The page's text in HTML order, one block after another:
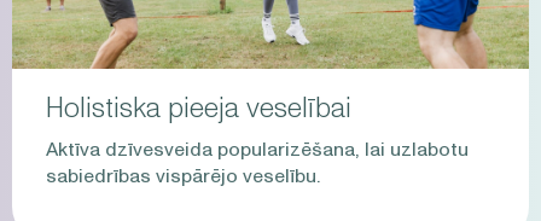
Holistiska pieeja veselībai
Aktīva dzīvesveida popularizēšana, lai uzlabotu
sabiedrības vispārējo veselību.